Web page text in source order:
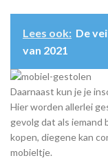
Lees ook: De
van 2021
Daarnaast kun je je
Hier worden allerlei
gevolg dat als iemand
kopen, diegene kan
mobieltje.